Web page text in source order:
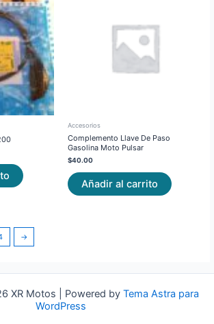
Accesorios
Complemento Llave De Paso
Gasolina Moto Pulsar
$40.00
Añadir al carrito
→
XR Motos | Powered by Tema Astra para
WordPress